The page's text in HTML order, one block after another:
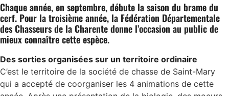
Chaque année, en septembre, débute la saison du brame du
cerf. Pour la troisième année, la Fédération Départementale
des Chasseurs de la Charente donne l’occasion au public de
mieux connaître cette espèce.
Des sorties organisées sur un territoire ordinaire
C’est le territoire de la société de chasse de Saint-Mary
qui a accepté de coorganiser les 4 animations de cette